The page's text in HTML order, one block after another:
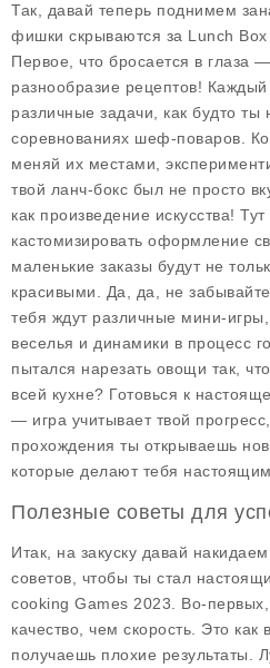
Так, давай теперь поднимем
фишки скрываются за Lunch
Первое, что бросается в глаза
разнообразие рецептов!
различные задачи, как будто ты
соревнованиях шеф-поваров.
меняй их местами,
твой ланч-бокс был не просто
как произведение искусства!
кастомизировать оформление
маленькие заказы будут не
красивыми. Да, да, не
тебя ждут различные мини-
веселья и динамики в процесс
пытался нарезать овощи так,
всей кухне? Готовься к
— игра учитывает твой
прохождения ты открываешь
которые делают тебя
Полезные советы для
Итак, на закуску давай
советов, чтобы ты стал
cooking Games 2023 . Во-
качество, чем скорость. Это как
получаешь плохие результаты.